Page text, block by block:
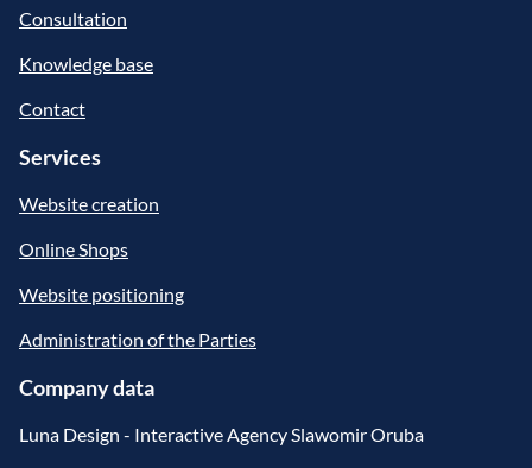
Consultation
Knowledge base
Contact
Services
Website creation
Online Shops
Website positioning
Administration of the Parties
Company data
Luna Design - Interactive Agency Slawomir Oruba